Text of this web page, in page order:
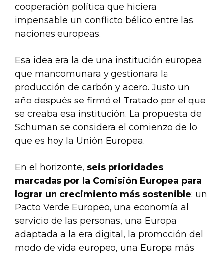
cooperación política que hiciera
impensable un conflicto bélico entre las
naciones europeas.
Esa idea era la de una institución europea
que mancomunara y gestionara la
producción de carbón y acero. Justo un
año después se firmó el Tratado por el que
se creaba esa institución. La propuesta de
Schuman se considera el comienzo de lo
que es hoy la Unión Europea.
En el horizonte, seis prioridades
marcadas por la Comisión Europea para
lograr un crecimiento más sostenible: un
Pacto Verde Europeo, una economía al
servicio de las personas, una Europa
adaptada a la era digital, la promoción del
modo de vida europeo, una Europa más